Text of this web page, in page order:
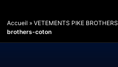
Accueil » VETEMENTS PIKE BROTHERS
brothers-coton